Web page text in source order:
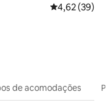
4,62 de uma
4,62 (39)
de acomodações